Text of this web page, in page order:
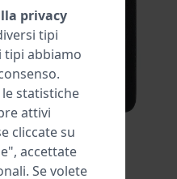
privacy
tipi
tipi abbiamo
statistiche
attivi
cliccate su
accettate
Se volete